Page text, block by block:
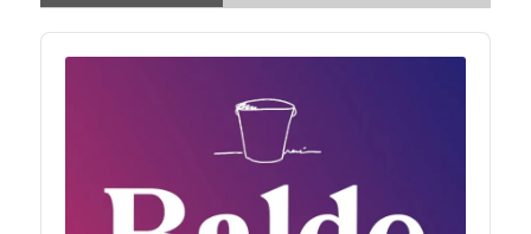
Audio
Player